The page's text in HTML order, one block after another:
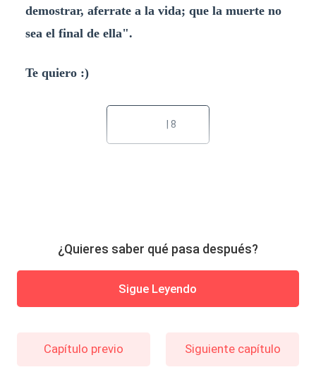
demostrar, aferrate a la vida; que la muerte no
sea el final de ella".
Te quiero :)
| 8
¿Quieres saber qué pasa después?
Sigue Leyendo
Capítulo previo Siguiente capítulo